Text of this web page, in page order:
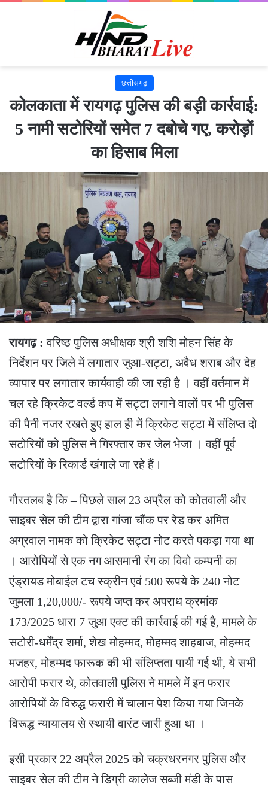
छत्तीसगढ़
​कोलकाता में रायगढ़ पुलिस की बड़ी कार्रवाई:
5 नामी सटोरियों समेत 7 दबोचे गए, करोड़ों
का हिसाब मिला
रायगढ़ : वरिष्ठ पुलिस अधीक्षक श्री शशि मोहन सिंह के
निर्देशन पर जिले में लगातार जुआ-सट्टा, अवैध शराब और देह
व्यापार पर लगातार कार्यवाही की जा रही है । वहीं वर्तमान में
चल रहे क्रिकेट वर्ल्ड कप में सट्टा लगाने वालों पर भी पुलिस
की पैनी नजर रखते हुए हाल ही में क्रिकेट सट्टा में संलिप्त दो
सटोरियों को पुलिस ने गिरफ्तार कर जेल भेजा । वहीं पूर्व
सटोरियों के रिकार्ड खंगाले जा रहे हैं।
गौरतलब है कि – पिछले साल 23 अप्रैल को कोतवाली और
साइबर सेल की टीम द्वारा गांजा चौंक पर रेड कर अमित
अग्रवाल नामक को क्रिकेट सट्टा नोट करते पकड़ा गया था
। आरोपियों से एक नग आसमानी रंग का विवो कम्पनी का
एंड्रायड मोबाईल टच स्क्रीन एवं 500 रूपये के 240 नोट
जुमला 1,20,000/- रूपये जप्त कर अपराध क्रमांक
173/2025 धारा 7 जुआ एक्ट की कार्रवाई की गई है, मामले के
सटोरी-धर्मेंद्र शर्मा, शेख मोहम्मद, मोहम्मद शाहबाज, मोहम्मद
मजहर, मोहम्मद फारूक की भी संलिप्तता पायी गई थी, ये सभी
आरोपी फरार थे, कोतवाली पुलिस ने मामले में इन फरार
आरोपियों के विरुद्ध फरारी में चालान पेश किया गया जिनके
विरूद्ध न्यायालय से स्थायी वारंट जारी हुआ था ।
इसी प्रकार 22 अप्रैल 2025 को चक्रधरनगर पुलिस और
साइबर सेल की टीम ने डिग्री कालेज सब्जी मंडी के पास